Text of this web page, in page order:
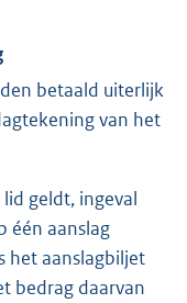
betaald uiterlijk
van het
geldt, ingeval
één aanslag
het aanslagbiljet
bedrag daarvan